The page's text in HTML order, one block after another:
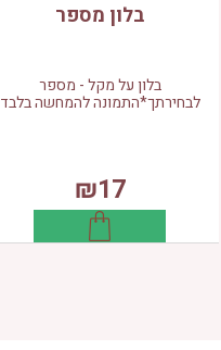
בלון מספר
בלון על מקל - מספר
לבחירתך*התמונה להמחשה בלבד
₪17